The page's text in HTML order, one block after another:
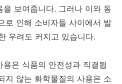
보여줍니다. 그러나 이와 동
로 인해 소비자들 사이에서 발
우려도 커지고 있습니다.
은 식품의 안전성과 직결됩
지 않는 화학물질의 사용은 소